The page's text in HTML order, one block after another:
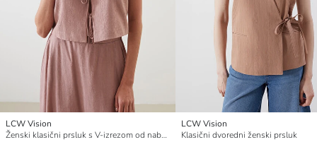
LCW Vision
Ženski klasični prsluk s V-izrezom od naborane tkanine
LCW Vision
Klasični dvoredni ženski prsluk